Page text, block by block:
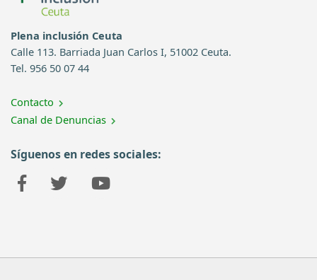
Plena inclusión Ceuta
Calle 113. Barriada Juan Carlos I, 51002 Ceuta.
Tel. 956 50 07 44
Contacto
Canal de Denuncias
Síguenos en redes sociales: